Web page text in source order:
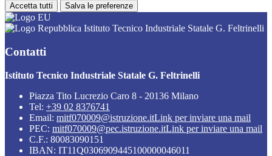
Accetta tutti Salva le preferenze
Istituto Tecnico Industriale Statale G. Feltrinelli
Contatti
Istituto Tecnico Industriale Statale G. Feltrinelli
Piazza Tito Lucrezio Caro 8 - 20136 Milano
Tel: +39 02 8376741
Email: mitf070009@istruzione.itLink per inviare una mail
PEC: mitf070009@pec.istruzione.itLink per inviare una mail
C.F.: 80083090151
IBAN: IT11Q0306909445100000046011